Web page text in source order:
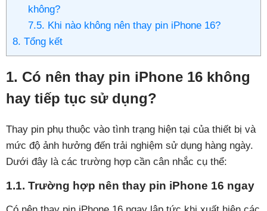
không?
7.5. Khi nào không nên thay pin iPhone 16?
8. Tổng kết
1. Có nên thay pin iPhone 16 không
hay tiếp tục sử dụng?
Thay pin phụ thuộc vào tình trạng hiện tại của thiết bị và
mức độ ảnh hưởng đến trải nghiệm sử dụng hàng ngày.
Dưới đây là các trường hợp cần cân nhắc cụ thể:
1.1. Trường hợp nên thay pin iPhone 16 ngay